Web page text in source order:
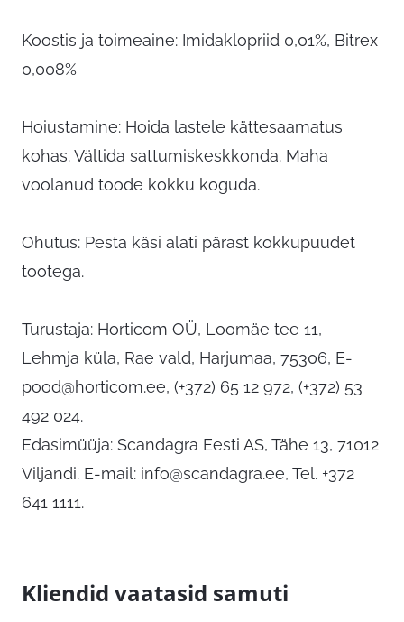
Koostis ja toimeaine: Imidaklopriid 0,01%, Bitrex
0,008%
Hoiustamine: Hoida lastele kättesaamatus
kohas. Vältida sattumiskeskkonda. Maha
voolanud toode kokku koguda.
Ohutus: Pesta käsi alati pärast kokkupuudet
tootega.
Turustaja: Horticom OÜ, Loomäe tee 11,
Lehmja küla, Rae vald, Harjumaa, 75306, E-
pood@horticom.ee, (+372) 65 12 972, (+372) 53
492 024.
Edasimüüja: Scandagra Eesti AS, Tähe 13, 71012
Viljandi. E-mail: info@scandagra.ee, Tel. +372
641 1111.
Kliendid vaatasid samuti